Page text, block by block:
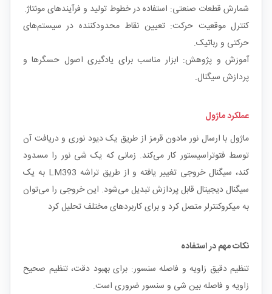
شمارش قطعات صنعتی: استفاده در خطوط تولید و فرآیندهای مونتاژ.
کنترل موقعیت حرکت: تعیین نقاط محدودکننده در سیستم‌های
حرکتی و رباتیک.
آموزش و پژوهش: ابزار مناسب برای یادگیری اصول حسگرها و
پردازش سیگنال.
عملکرد ماژول
ماژول با ارسال نور مادون قرمز از طریق یک دیود نوری و دریافت آن
توسط فتوتراسیستور کار می‌کند. زمانی که یک شی نور را مسدود
کند، سیگنال خروجی تغییر یافته و از طریق تراشه LM393 به یک
سیگنال دیجیتال قابل پردازش تبدیل می‌شود. این خروجی را می‌توان
به میکروکنترلر متصل کرد و برای کاربردهای مختلف تحلیل کرد
نکات مهم در استفاده
تنظیم دقیق زاویه و فاصله سنسور: برای بهبود دقت، تنظیم صحیح
زاویه و فاصله بین شی و سنسور ضروری است.